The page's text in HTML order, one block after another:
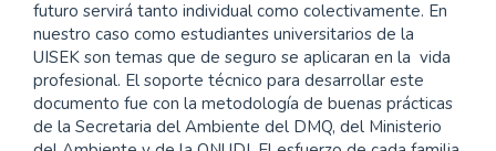
futuro servirá tanto individual como colectivamente. En
nuestro caso como estudiantes universitarios de la
UISEK son temas que de seguro se aplicaran en la vida
profesional. El soporte técnico para desarrollar este
documento fue con la metodología de buenas prácticas
de la Secretaria del Ambiente del DMQ, del Ministerio